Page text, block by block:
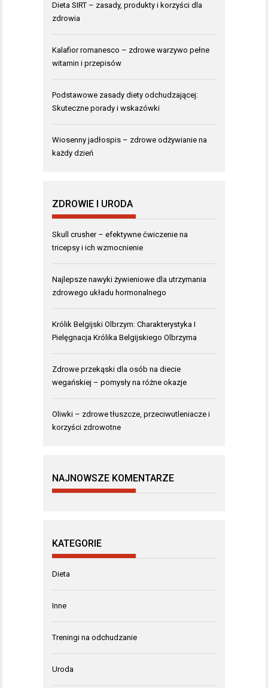
Dieta SIRT – zasady, produkty i korzyści dla
zdrowia
Kalafior romanesco – zdrowe warzywo pełne
witamin i przepisów
Podstawowe zasady diety odchudzającej:
Skuteczne porady i wskazówki
Wiosenny jadłospis – zdrowe odżywianie na
każdy dzień
ZDROWIE I URODA
Skull crusher – efektywne ćwiczenie na
tricepsy i ich wzmocnienie
Najlepsze nawyki żywieniowe dla utrzymania
zdrowego układu hormonalnego
Królik Belgijski Olbrzym: Charakterystyka I
Pielęgnacja Królika Belgijskiego Olbrzyma
Zdrowe przekąski dla osób na diecie
wegańskiej – pomysły na różne okazje
Oliwki – zdrowe tłuszcze, przeciwutleniacze i
korzyści zdrowotne
NAJNOWSZE KOMENTARZE
KATEGORIE
Dieta
Inne
Treningi na odchudzanie
Uroda